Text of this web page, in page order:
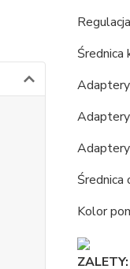
Średnica
Średnica
Kolor
ZALETY: